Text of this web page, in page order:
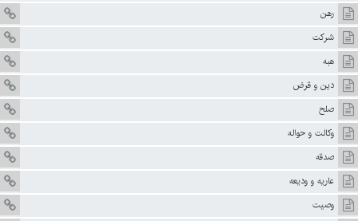
رهن
شركت
هبه
دين و قرض
صلح
وكالت و حواله
صدقه
عاريه و وديعه
وصيت